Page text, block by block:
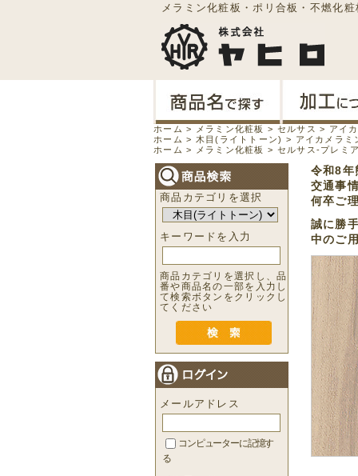
メラミン化粧板・ポリ合板・不燃化
ホーム > メラミン化粧板 > セルサス > アイ
ホーム > 木目(ライトトーン) > アイカメラ
ホーム > メラミン化粧板 > セルサス-プレミ
商品カテゴリを選択
キーワードを入力
商品カテゴリを選択し、品
番や商品名の一部を入力し
て検索ボタンをクリックし
てください
メールアドレス
コンピューターに記憶す
る
令和8年
交通事
何卒ご
誠に勝
中のご